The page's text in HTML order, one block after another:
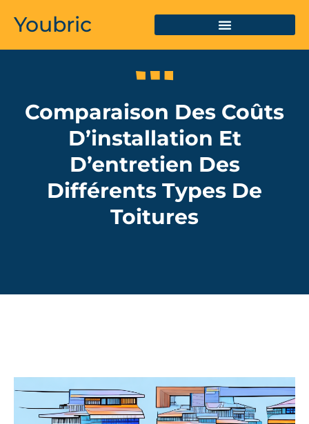
Youbric
Comparaison Des Coûts
D’installation Et
D’entretien Des
Différents Types De
Toitures